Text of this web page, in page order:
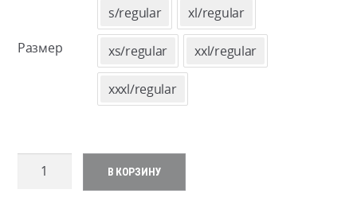
Размер
s/regular xl/regular
xs/regular xxl/regular
xxxl/regular
Количество
В КОРЗИНУ